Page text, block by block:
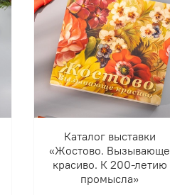
Каталог выставки
«Жостово. Вызывающе
красиво. К 200-летию
промысла»